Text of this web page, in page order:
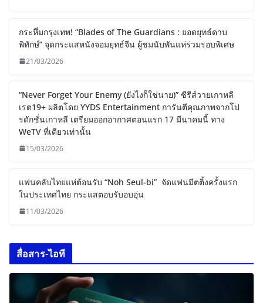
กระหึ่มกรุงเทพ! “Blades of The Guardians : ยอดยุทธ์ดาบ
พิทักษ์” จุดกระแสหนังจอมยุทธ์จีน ผู้ชมนับพันแห่ร่วมรอบพิเศษ
21/03/2026
“Never Forget Your Enemy (ยังไงก็ใช่นาย)” ซีรีส์วายเกาหลี
เรต19+ ผลิตโดย YYDS Entertainment การันตีคุณภาพจากโป
รดักชั่นเกาหลี เตรียมออกอากาศตอนแรก 17 มีนาคมนี้ ทาง
WeTV ที่เดียวเท่านั้น
15/03/2026
แฟนคลับไทยแห่ต้อนรับ “Noh Seul-bi” จัดแฟนมีตติ้งครั้งแรก
ในประเทศไทย กระแสตอบรับอบอุ่น
11/03/2026
สื่อสาร-ไอที